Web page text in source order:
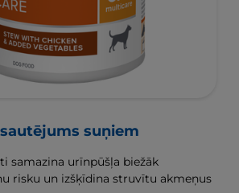
suņiem
samazina urīnpūšļa biežāk
risku un izšķīdina struvītu akmeņus